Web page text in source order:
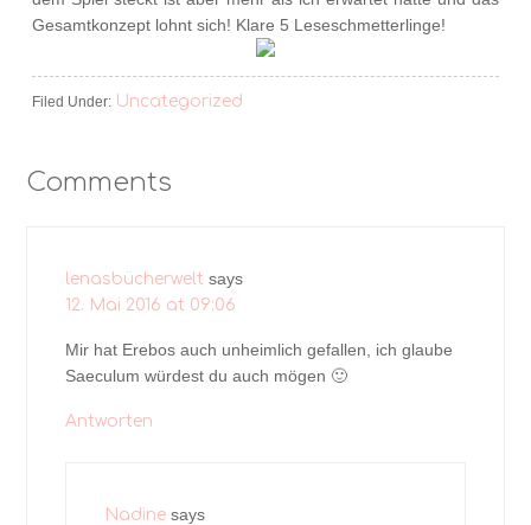
Gesamtkonzept lohnt sich! Klare 5 Leseschmetterlinge!
Filed Under: Uncategorized
Comments
lenasbücherwelt says
12. Mai 2016 at 09:06
Mir hat Erebos auch unheimlich gefallen, ich glaube
Saeculum würdest du auch mögen 🙂
Antworten
Nadine says